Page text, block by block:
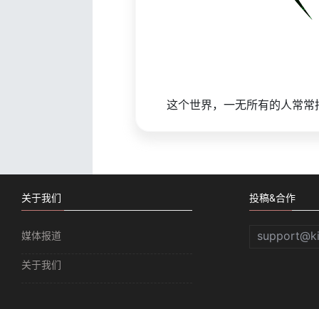
这个世界，一无所有的人常
关于我们
媒体报道
关于我们
投稿&合作